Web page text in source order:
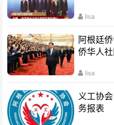
lisa
阿根廷
侨华人
lisa
义工协
务报表